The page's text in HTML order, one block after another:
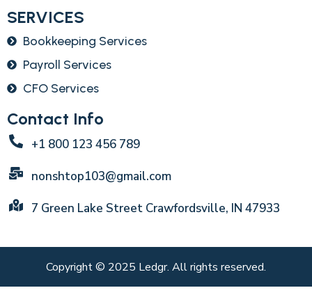
SERVICES
Bookkeeping Services
Payroll Services
CFO Services
Contact Info
+1 800 123 456 789
nonshtop103@gmail.com
7 Green Lake Street Crawfordsville, IN 47933
Copyright © 2025 Ledgr. All rights reserved.